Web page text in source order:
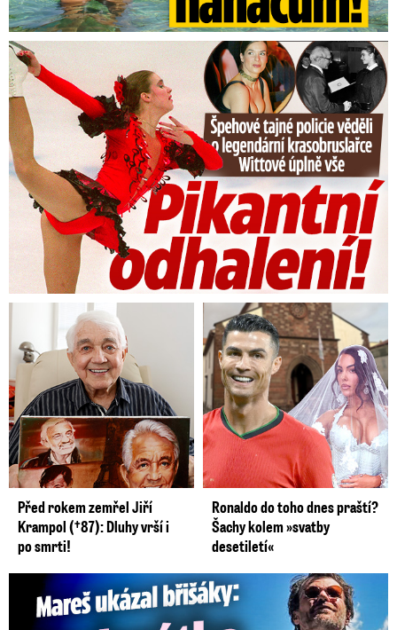
Tajná policie špehovala krasobruslařku Wittovou: Pikantní ...
Před rokem zemřel Jiří
Krampol (†87): Dluhy vrší i
po smrti!
Ronaldo do toho dnes praští?
Šachy kolem »svatby
desetiletí«
Mareš v dokonalé formě ukázal břišáky: Padesátka není znát